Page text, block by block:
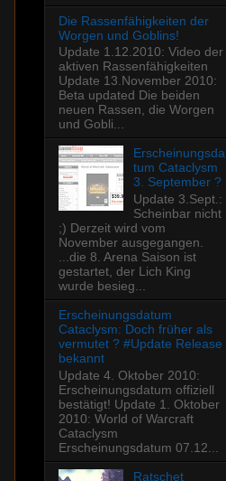
Die Rassenfähigkeiten der
Worgen und Goblins!
Update 1.12.2010: Video der
aktiven Rassenfähigkeiten
Update 13.November 2010:
Beta updated Die beiden
neuen Rassen, die Worgen
und Gobli...
Erscheinungsda
tum Cataclysm
3. September ?
Update 3.Sept.:
Scheinbar nicht
;) Derzeit wird vom
November ausgegangen.
...die 8. Arena Saison ist
gestartet, der Lich King
wurde besieg...
Erscheinungsdatum
Cataclysm: Doch früher als
vermutet ? #Update Release
bekannt
Update 4. Oktober 2010:
Erscheinungsdatum offiziell
bestätigt! Update 1. Oktober
2010: World of Warcraft
Cataclysm
Erscheinungsdatum 07.12...
Ratschet